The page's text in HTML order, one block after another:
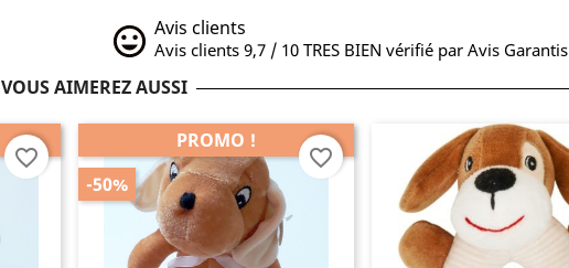
Avis clients
Avis clients 9,7 / 10 TRES BIEN vérifié par Avis Garantis
VOUS AIMEREZ AUSSI
favorite_border
PROMO !
-50%
favorite_border